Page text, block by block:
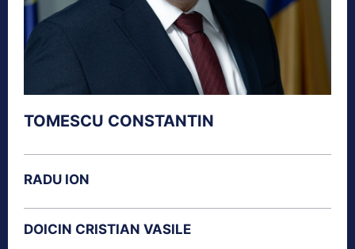
TOMESCU CONSTANTIN
RADU ION
DOICIN CRISTIAN VASILE